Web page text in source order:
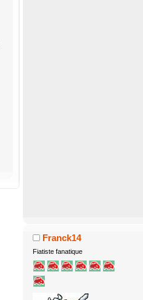
Franck14
Fiatiste fanatique